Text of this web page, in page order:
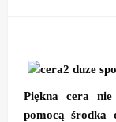
Piękna cera
pomocą środka